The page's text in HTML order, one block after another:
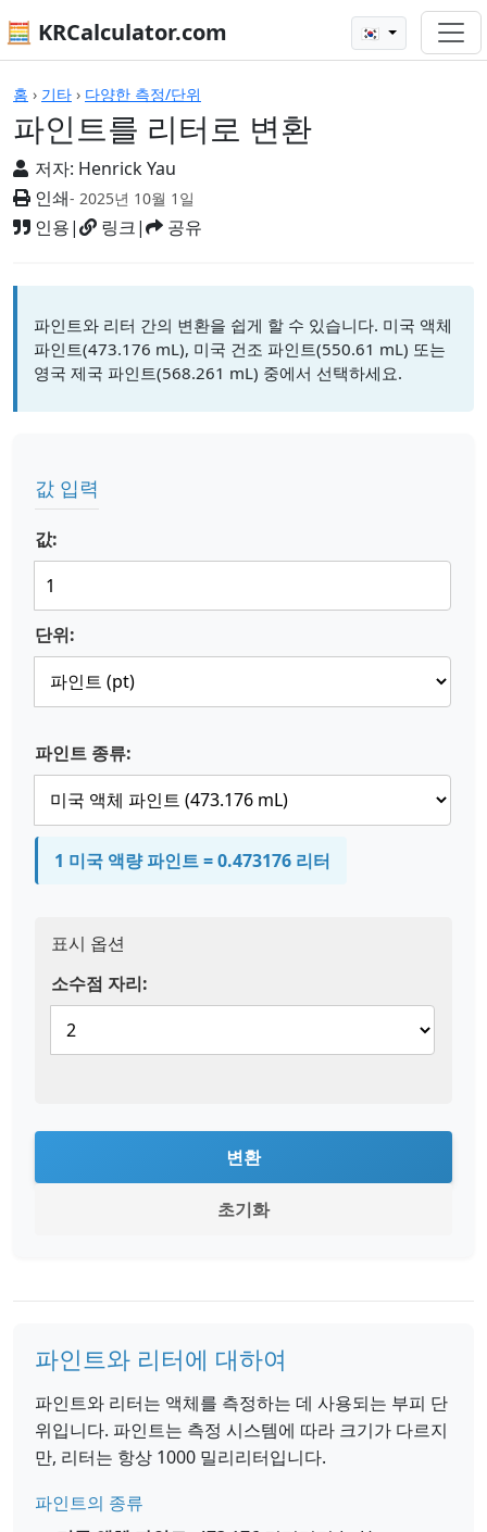
🧮 KRCalculator.com 🇰🇷
홈 › 기타 › 다양한 측정/단위
파인트를 리터로 변환
저자: Henrick Yau
인쇄- 2025년 10월 1일
인용| 링크| 공유
계산기
파인트와 리터 간의 변환을 쉽게 할 수 있습니다. 미국 액체
파인트(473.176 mL), 미국 건조 파인트(550.61 mL) 또는
영국 제국 파인트(568.261 mL) 중에서 선택하세요.
값 입력
값:
단위:
파인트 종류:
1 미국 액량 파인트 = 0.473176 리터
표시 옵션
소수점 자리:
변환
초기화
파인트와 리터에 대하여
파인트와 리터는 액체를 측정하는 데 사용되는 부피 단
위입니다. 파인트는 측정 시스템에 따라 크기가 다르지
만, 리터는 항상 1000 밀리리터입니다.
파인트의 종류